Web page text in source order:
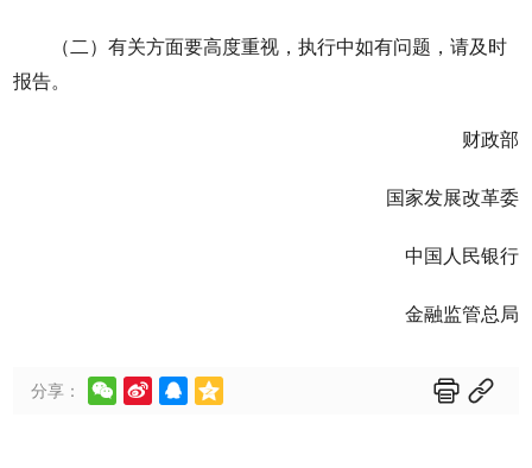
（二）有关方面要高度重视，执行中如有问题，请及时
报告。
财政部
国家发展改革委
中国人民银行
金融监管总局
分享：      